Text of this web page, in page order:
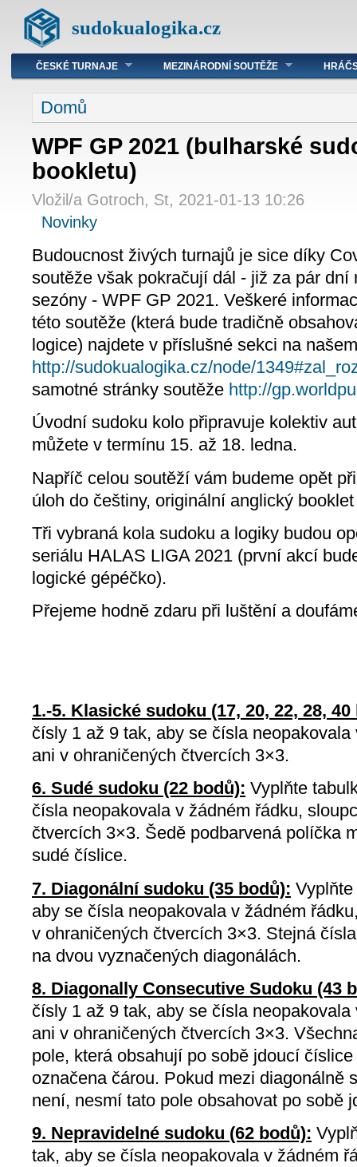
sudokualogika.cz
ČESKÉ TURNAJE MEZINÁRODNÍ SOUTĚŽE
Domů
WPF GP 2021 (bulharské
bookletu)
Vložil/a Gotroch, St, 2021-01-13 10:26
Novinky
Budoucnost živých turnajů je sice díky
soutěže však pokračují dál - již za pár dní
sezóny - WPF GP 2021. Veškeré
této soutěže (která bude tradičně
logice) najdete v příslušné sekci na
http://sudokualogika.cz/node/
samotné stránky soutěže http://
Úvodní sudoku kolo připravuje kolektiv
můžete v termínu 15. až 18. ledna.
Napříč celou soutěží vám budeme opět
úloh do češtiny, originální anglický
Tři vybraná kola sudoku a logiky budou
seriálu HALAS LIGA 2021 (první akcí
logické gépéčko).
Přejeme hodně zdaru při luštění a
1.-5. Klasické sudoku (17, 20, 22, 28, 40
čísly 1 až 9 tak, aby se čísla
ani v ohraničených čtvercích 3×3.
6. Sudé sudoku (22 bodů): Vyplňte
čísla neopakovala v žádném řádku,
čtvercích 3×3. Šedě podbarvená políčka
sudé číslice.
7. Diagonální sudoku (35 bodů):
aby se čísla neopakovala v žádném
v ohraničených čtvercích 3×3. Stejná
na dvou vyznačených diagonálách.
8. Diagonally Consecutive Sudoku (43
čísly 1 až 9 tak, aby se čísla
ani v ohraničených čtvercích 3×3.
pole, která obsahují po sobě jdoucí
označena čárou. Pokud mezi diagonálně
není, nesmí tato pole obsahovat po sobě
9. Nepravidelné sudoku (62 bodů):
tak, aby se čísla neopakovala v žádném